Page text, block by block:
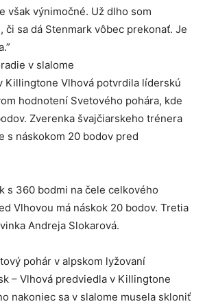
však výnimočné. Už dlho som
či sa dá Stenmark vôbec prekonať. Je
v slalome
Killingtone Vlhová potvrdila líderskú
hodnotení Svetového pohára, kde
Zverenka švajčiarskeho trénera
s náskokom 20 bodov pred
s 360 bodmi na čele celkového
Vlhovou má náskok 20 bodov. Tretia
Andreja Slokarová.
pohár v alpskom lyžovaní
– Vlhová predviedla v Killingtone
nakoniec sa v slalome musela skloniť